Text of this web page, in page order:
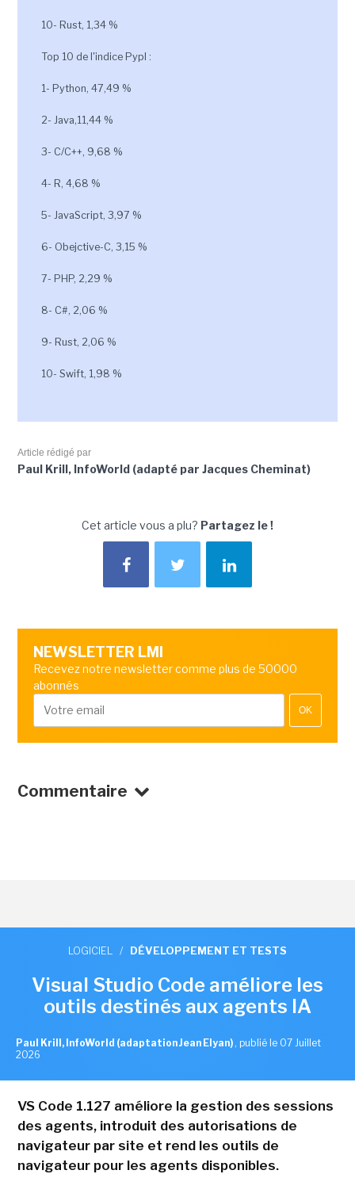
10- Rust, 1,34 %
Top 10 de l'indice Pypl :
1- Python, 47,49 %
2- Java,11,44 %
3- C/C++, 9,68 %
4- R, 4,68 %
5- JavaScript, 3,97 %
6- Obejctive-C, 3,15 %
7- PHP, 2,29 %
8- C#, 2,06 %
9- Rust, 2,06 %
10- Swift, 1,98 %
Article rédigé par
Paul Krill, InfoWorld (adapté par Jacques Cheminat)
Cet article vous a plu? Partagez le !
NEWSLETTER LMI
Recevez notre newsletter comme plus de 50000
abonnés
OK
Commentaire
LOGICIEL / DÉVELOPPEMENT ET TESTS
Visual Studio Code améliore les
outils destinés aux agents IA
Paul Krill, InfoWorld (adaptation Jean Elyan) , publié le 07 Juillet
2026
VS Code 1.127 améliore la gestion des sessions
des agents, introduit des autorisations de
navigateur par site et rend les outils de
navigateur pour les agents disponibles.